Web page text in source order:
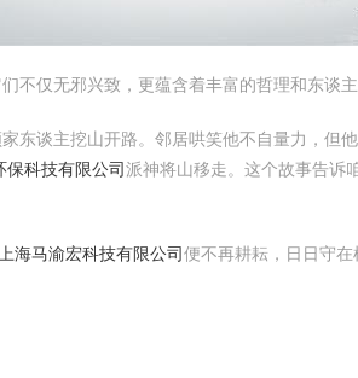
仅无邪兴致，更蕴含着丰富的哲理和东谈
东谈主挖山开路。邻居哄笑他不自量力，但
科技有限公司派神将山移走。这个故事告诉
上海马渝宏科技有限公司便不再耕耘，日日守